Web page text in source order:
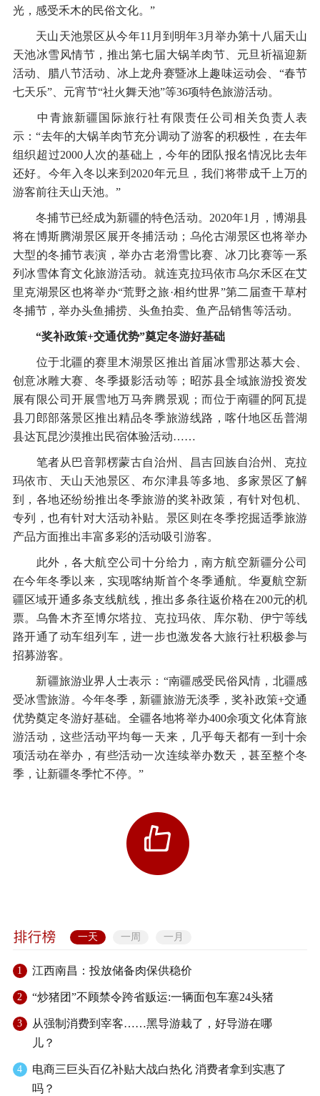
光，感受禾木的民俗文化。”
天山天池景区从今年11月到明年3月举办第十八届天山
天池冰雪风情节，推出第七届大锅羊肉节、元旦祈福迎新
活动、腊八节活动、冰上龙舟赛暨冰上趣味运动会、“春节
七天乐”、元宵节“社火舞天池”等36项特色旅游活动。
中青旅新疆国际旅行社有限责任公司相关负责人表
示：“去年的大锅羊肉节充分调动了游客的积极性，在去年
组织超过2000人次的基础上，今年的团队报名情况比去年
还好。今年入冬以来到2020年元旦，我们将带成千上万的
游客前往天山天池。”
冬捕节已经成为新疆的特色活动。2020年1月，博湖县
将在博斯腾湖景区展开冬捕活动；乌伦古湖景区也将举办
大型的冬捕节表演，举办古老滑雪比赛、冰刀比赛等一系
列冰雪体育文化旅游活动。就连克拉玛依市乌尔禾区在艾
里克湖景区也将举办“荒野之旅·相约世界”第二届查干草村
冬捕节，举办头鱼捕捞、头鱼拍卖、鱼产品销售等活动。
“奖补政策+交通优势”奠定冬游好基础
位于北疆的赛里木湖景区推出首届冰雪那达慕大会、
创意冰雕大赛、冬季摄影活动等；昭苏县全域旅游投资发
展有限公司开展雪地万马奔腾景观；而位于南疆的阿瓦提
县刀郎部落景区推出精品冬季旅游线路，喀什地区岳普湖
县达瓦昆沙漠推出民宿体验活动……
笔者从巴音郭楞蒙古自治州、昌吉回族自治州、克拉
玛依市、天山天池景区、布尔津县等多地、多家景区了解
到，各地还纷纷推出冬季旅游的奖补政策，有针对包机、
专列，也有针对大活动补贴。景区则在冬季挖掘适季旅游
产品方面推出丰富多彩的活动吸引游客。
此外，各大航空公司十分给力，南方航空新疆分公司
在今年冬季以来，实现喀纳斯首个冬季通航。华夏航空新
疆区域开通多条支线航线，推出多条往返价格在200元的机
票。乌鲁木齐至博尔塔拉、克拉玛依、库尔勒、伊宁等线
路开通了动车组列车，进一步也激发各大旅行社积极参与
招募游客。
新疆旅游业界人士表示：“南疆感受民俗风情，北疆感
受冰雪旅游。今年冬季，新疆旅游无淡季，奖补政策+交通
优势奠定冬游好基础。全疆各地将举办400余项文化体育旅
游活动，这些活动平均每一天来，几乎每天都有一到十余
项活动在举办，有些活动一次连续举办数天，甚至整个冬
季，让新疆冬季忙不停。”
一天 一周 一月
1 江西南昌：投放储备肉保供稳价
2 “炒猪团”不顾禁令跨省贩运:一辆面包车塞24头猪
3
从强制消费到宰客……黑导游栽了，好导游在哪
儿？
4
电商三巨头百亿补贴大战白热化 消费者拿到实惠了
吗？